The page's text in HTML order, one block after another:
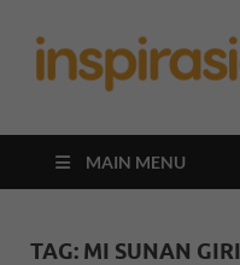
MAIN MENU
TAG: MI SUNAN GIRI